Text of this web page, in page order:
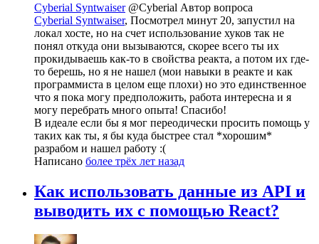
Cyberial Syntwaiser @Cyberial Автор вопроса
Cyberial Syntwaiser, Посмотрел минут 20, запустил на
локал хосте, но на счет использование хуков так не
понял откуда они вызываются, скорее всего ты их
прокидываешь как-то в свойства реакта, а потом их где-
то берешь, но я не нашел (мои навыки в реакте и как
программиста в целом еще плохи) но это единственное
что я пока могу предположить, работа интересна и я
могу перебрать много опыта! Спасибо!
В идеале если бы я мог переодически просить помощь у
таких как ты, я бы куда быстрее стал *хорошим*
разрабом и нашел работу :(
Написано более трёх лет назад
Как использовать данные из API и
выводить их с помощью React?